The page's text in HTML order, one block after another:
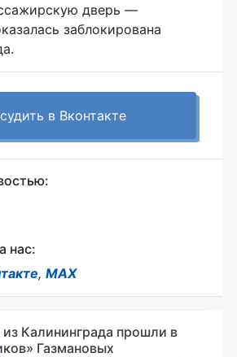
дверь —
заблокирована
в Вконтакте
нас:
, MAX
Калининграда прошли в
Газмановых